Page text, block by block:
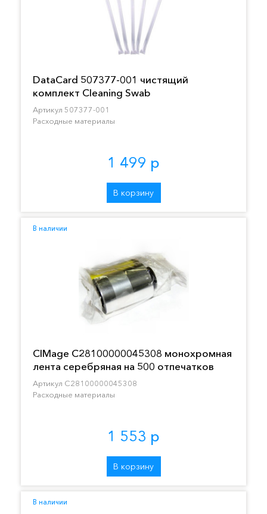
DataCard 507377-001 чистящий
комплект Cleaning Swab
Артикул 507377-001
Расходные материалы
1 499 р
В корзину
В наличии
CIMage C28100000045308 монохромная
лента серебряная на 500 отпечатков
Артикул C28100000045308
Расходные материалы
1 553 р
В корзину
В наличии